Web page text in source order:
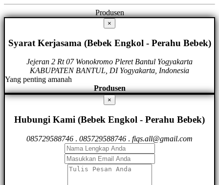
Produsen
×
Syarat Kerjasama (Bebek Engkol - Perahu Bebek)
Jejeran 2 Rt 07 Wonokromo Pleret Bantul Yogyakarta
KABUPATEN BANTUL, DI Yogyakarta, Indonesia
Yang penting amanah
Produsen
×
Hubungi Kami (Bebek Engkol - Perahu Bebek)
085729588746 . 085729588746 . fiqs.all@gmail.com